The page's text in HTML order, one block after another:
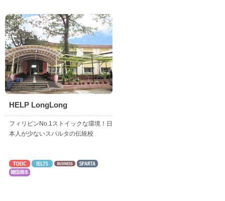
HELP LongLong
フィリピンNo.1ストイックな環境！日
本人が少ないスパルタの伝統校